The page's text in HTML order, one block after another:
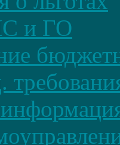
и ГО